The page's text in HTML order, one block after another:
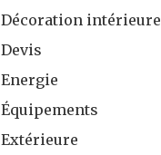
Décoration intérieure
Devis
Energie
Équipements
Extérieure